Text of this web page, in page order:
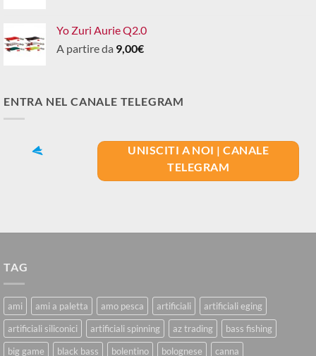
Yo Zuri Aurie Q2.0
A partire da 9,00€
ENTRA NEL CANALE TELEGRAM
UNISCITI A NOI | CANALE
TELEGRAM
TAG
ami ami a paletta amo pesca artificiali
artificiali eging
artificiali siliconici
artificiali spinning az trading
bass fishing
big game
black bass bolentino bolognese
canna